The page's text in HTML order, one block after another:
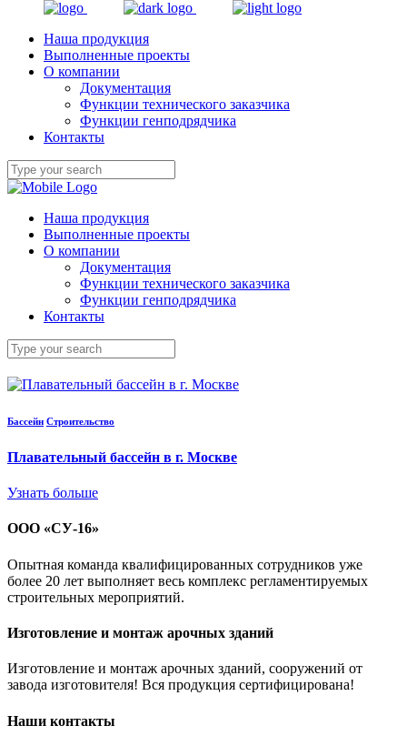
Наша продукция
Выполненные проекты
О компании
Документация
Функции технического заказчика
Функции генподрядчика
Контакты
Наша продукция
Выполненные проекты
О компании
Документация
Функции технического заказчика
Функции генподрядчика
Контакты
Бассейн Строительство
Плавательный бассейн в г. Москве
Узнать больше
ООО «СУ-16»
Опытная команда квалифицированных сотрудников уже
более 20 лет выполняет весь комплекс регламентируемых
строительных мероприятий.
Изготовление и монтаж арочных зданий
Изготовление и монтаж арочных зданий, сооружений от
завода изготовителя! Вся продукция сертифицирована!
Наши контакты